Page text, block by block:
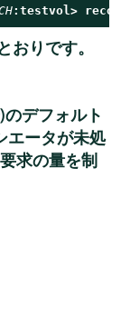
:testvol>
おりです。
デフォルト
エータが未処
求の量を制